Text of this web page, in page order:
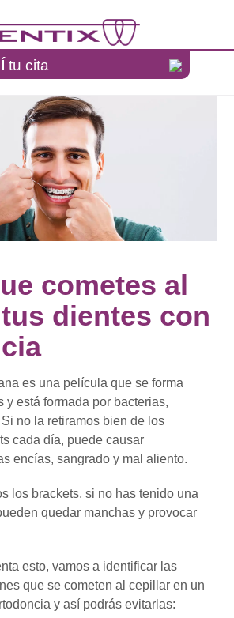
tu cita
cometes al
dientes con
es una película que se forma
y está formada por bacterias,
no la retiramos bien de los
cada día, puede causar
encías, sangrado y mal aliento.
los brackets, si no has tenido una
quedar manchas y provocar
esto, vamos a identificar las
que se cometen al cepillar en un
y así podrás evitarlas: